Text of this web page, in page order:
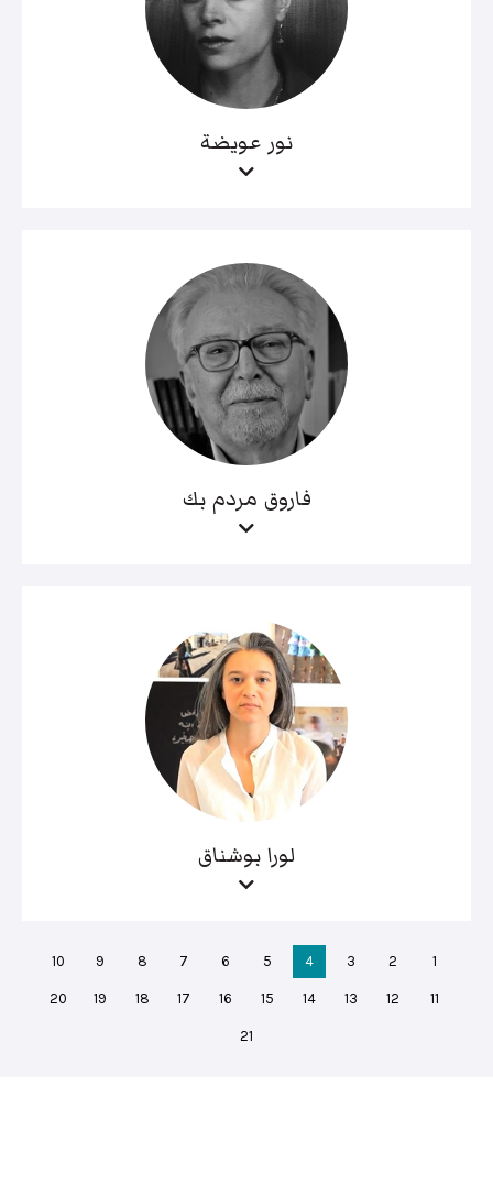
نور عويضة
فاروق مردم بك
لورا بوشناق
1
2
3
4
5
6
7
8
9
10
11
12
13
14
15
16
17
18
19
20
21